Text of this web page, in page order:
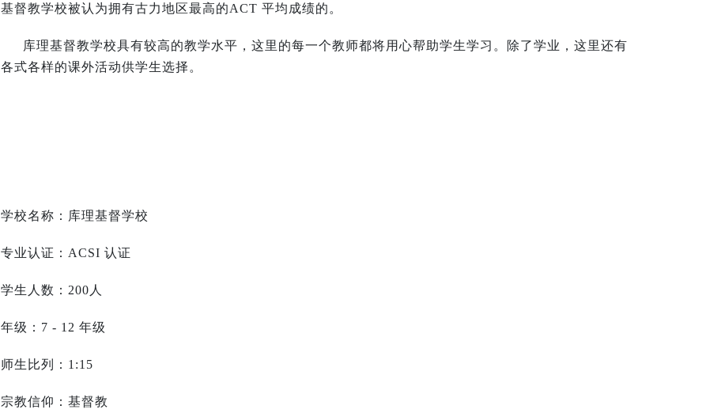
基督教学校被认为拥有古力地区最高的ACT 平均成绩的。
库理基督教学校具有较高的教学水平，这里的每一个教师都将用心帮助学生学习。除了学业，这里还有
各式各样的课外活动供学生选择。
学校名称：库理基督学校
专业认证： ACSI 认证
学生人数：200人
年级： 7 - 12 年级
师生比列： 1:15
宗教信仰：基督教